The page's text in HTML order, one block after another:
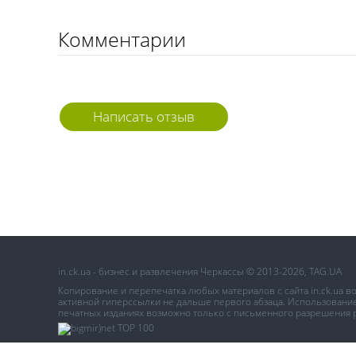
Комментарии
Написать отзыв
in.ck.ua - бизнес и развлечения Черкассы © 2013-2026, TAG.UA
Копирование и перепечатка любых материалов с сайта in.ck.ua
активной гиперссылки не дальше первого абзаца.
печатных изданиях возможно только с письменного разрешения